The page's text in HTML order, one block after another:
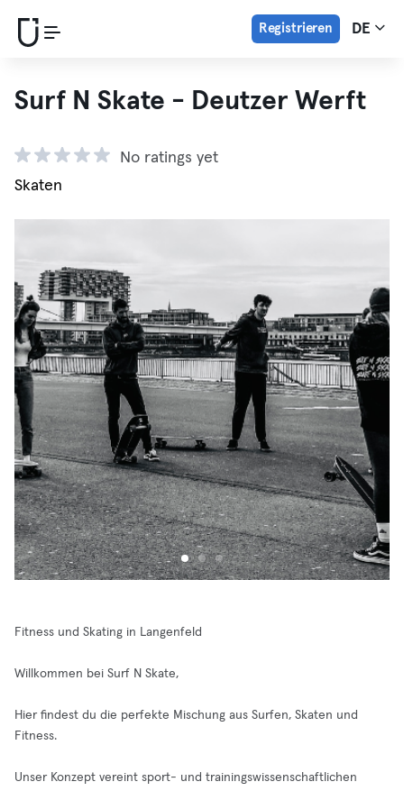
Registrieren DE
Surf N Skate - Deutzer Werft
No ratings yet
Skaten
Fitness und Skating in Langenfeld
Willkommen bei Surf N Skate,
Hier findest du die perfekte Mischung aus Surfen, Skaten und
Fitness.
Unser Konzept vereint sport- und trainingswissenschaftlichen